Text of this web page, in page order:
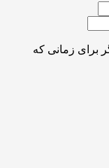
برای زمانی که